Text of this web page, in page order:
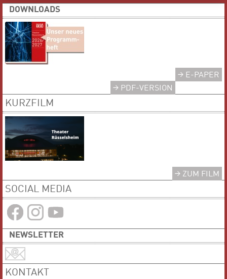
DOWNLOADS
E-PAPER
PDF-VERSION
KURZFILM
ZUM FILM
SOCIAL MEDIA
NEWSLETTER
KONTAKT